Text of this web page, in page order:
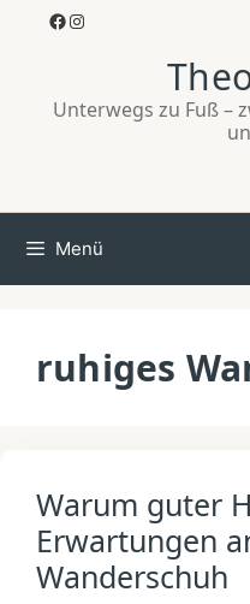
Facebook
Instagram
Unterwegs zu Fuß –
Menü
ruhiges
Warum guter
Erwartungen
Wanderschuh